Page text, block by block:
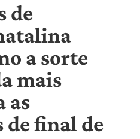
de
a sorte
mais
as
de final de